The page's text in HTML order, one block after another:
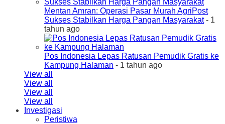
Mentan Amran: Operasi Pasar Murah AgriPost
Sukses Stabilkan Harga Pangan Masyarakat- 1
tahun ago
Pos Indonesia Lepas Ratusan Pemudik Gratis ke
Kampung Halaman - 1 tahun ago
View all
View all
View all
View all
Investigasi
Peristiwa